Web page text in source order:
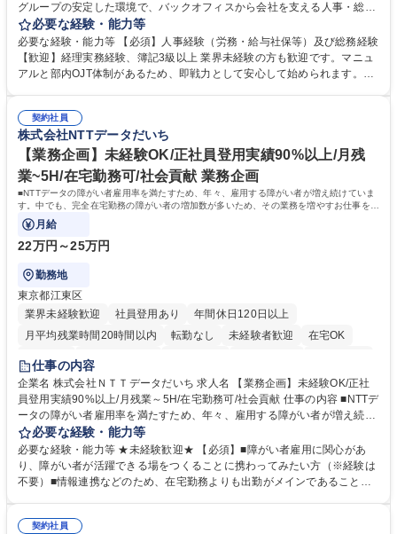
グループの安定した環境で、バックオフィスから会社を支える人事・総務
をお任せします。 労務と総務の業務をバランスよく担当し、ゆくゆくは制
度改定などのコア業務にも挑戦できる、やりがいある環境です。 ■勤怠管
理、給与計算、社会保険手続き、年末調整等の労務管理全般 ■入退社手続
き、社内規定の改定や人事制度改定などのコア業務 ■社内イベントの企画
でも質問・相談できる環境が整っているため、安心して成長できます。 募
集職種 【森ビルG】人事・総務◆賞与5ヶ月◆年休120日◆残業少なめ◆
リモート可
必要な経験・能力等
必要な経験・能力等 【必須】人事経験（労務・給与社保等）及び総務経験
【歓迎】経理実務経験、簿記3級以上 業界未経験の方も歓迎です。マニュ
アルと部内OJT体制があるため、即戦力として安心して始められます。
務に挑戦できるため、自身の成長と組織への貢献度をダイレクトに実感で
きます。 残業少なめ、週1日リモート可など、ワークライフバランスを保
ち長期活躍できる環境です。 「これまでの幅広い経験を活かし、長期的な
キャリアを築きたい」という前向きな意欲と挑戦を全力で応援します。 学
歴・資格 学歴：大学院 大学 高専 短大 専修学校 高校 語学力： 資格：日商
簿記検定1級 日商簿記検定2級 日商簿記検定3級
契約社員
株式会社NTTデータだいち
【業務企画】未経験OK/正社員登用実績90%以上/月残
業~5H/在宅勤務可/社会貢献 業務企画
■NTTデータの障がい者雇用率を満たすため、年々、雇用する障がい者が増え続けていま
す。中でも、完全在宅勤務の障がい者の増加数が多いため、その業務を増やすお仕事を担
っていただきます。
月給
22万円～25万円
勤務地
東京都江東区
業界未経験歓迎
社員登用あり
年間休日120日以上
月平均残業時間20時間以内
転勤なし 未経験者歓迎
在宅OK
育休あり
完全週休2日制
仕事の内容
企業名 株式会社ＮＴＴデータだいち 求人名 【業務企画】未経験OK/正社
員登用実績90%以上/月残業～5H/在宅勤務可/社会貢献 仕事の内容 ■NTTデ
ータの障がい者雇用率を満たすため、年々、雇用する障がい者が増え続け
ています。中でも、完全在宅勤務の障がい者の増加数が多いため、その業
務を増やすお仕事を担っていただきます。 【詳細】■既存業務の拡大およ
び運用のサポート(オペレーション業務:申請書の作成代行等) ■新規事業・
サービスの企画立案および推進 障がい者の方にどんな仕事があると良いか
やスキルの把握 ■AI活用業務など、既存領域を超えた案件の開拓 ■NTTデ
必要な経験・能力等
必要な経験・能力等 ★未経験歓迎★ 【必須】■障がい者雇用に関心があ
り、障がい者が活躍できる場をつくることに携わってみたい方（※経験は
不要）■情報連携などのため、在宅勤務よりも出勤がメインであることに
用】正社員登用を前提としておりますので、最短で1.5年～2年で正社員へ
契約社員